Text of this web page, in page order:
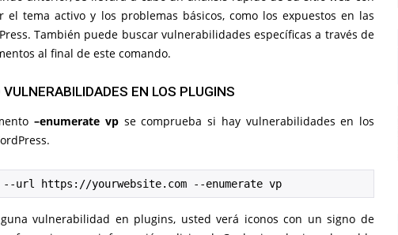
tema activo y los problemas básicos, como los expuestos en las
También puede buscar vulnerabilidades específicas a través de
al final de este comando.
EN LOS PLUGINS
–enumerate vpse comprueba si hay vulnerabilidades en los
--url https://yourwebsite.com --enumerate vp
vulnerabilidad en plugins, usted verá iconos con un signo de